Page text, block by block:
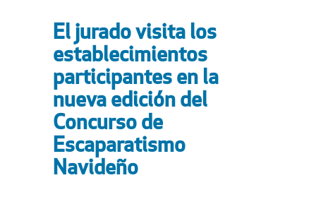
El jurado visita los
establecimientos
participantes en la
nueva edición del
Concurso de
Escaparatismo
Navideño